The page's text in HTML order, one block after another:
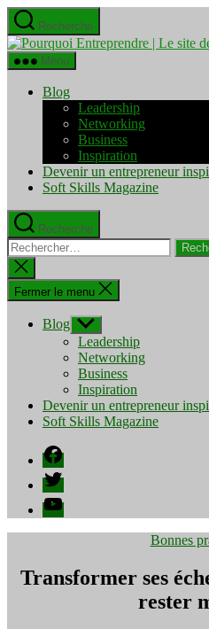
Aller
au
contenu
Recherche
Menu
Blog
Leadership
Networking
Business
Inspiration
Devenir un entrepreneur
Soft Skills Magazine
Recherche
Rechercher :
Fermer
la
recherche
Fermer le menu
Blog Afficher
le
sous-
menu
Leadership
Networking
Business
Inspiration
Devenir un entrepreneur
Soft Skills Magazine
Facebook
Twitter
YouTube
Bonnes
Transformer ses
rester